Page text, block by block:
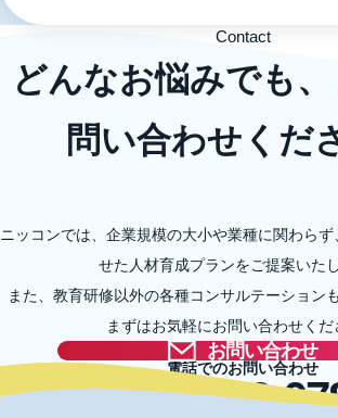
どんなお悩みでも
問い合わせくだ
Contact
ニッコンでは、企業規模の大小や業種に関わら
せた人材育成プランをご提案いたし
また、教育研修以外の各種コンサルテーション
まずはお気軽にお問い合わせくだ
お問い合わせ
電話でのお問い合わせ
03-5996-